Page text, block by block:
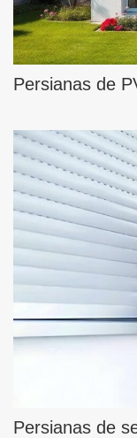
Persianas de
Persianas de